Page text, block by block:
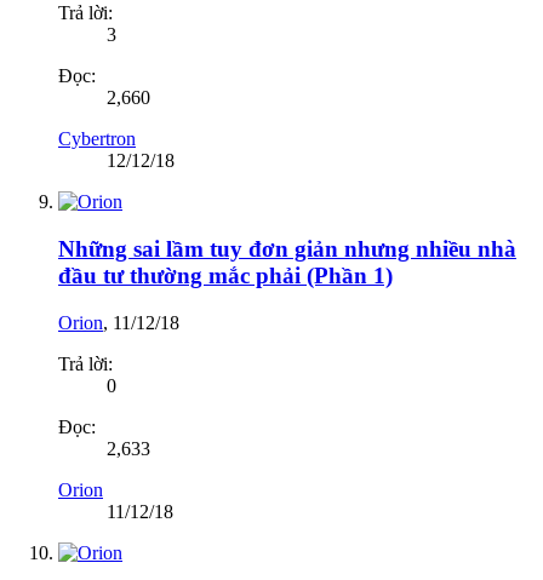
Trả lời:
3
Đọc:
2,660
Cybertron
12/12/18
Những sai lầm tuy đơn giản nhưng nhiều nhà
đầu tư thường mắc phải (Phần 1)
Orion, 11/12/18
Trả lời:
0
Đọc:
2,633
Orion
11/12/18